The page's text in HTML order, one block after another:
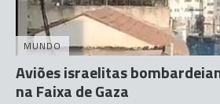
MUNDO
Aviões israelitas
na Faixa de Gaza